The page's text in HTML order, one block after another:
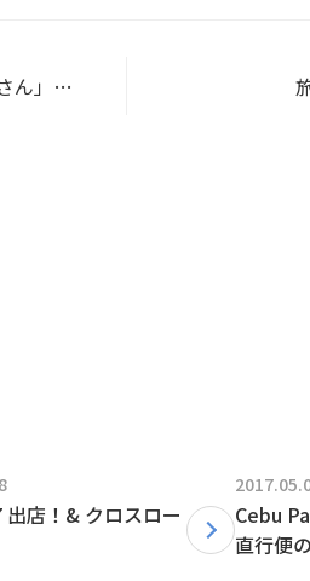
ん」に
出店！& クロスロー
Cebu
直行便